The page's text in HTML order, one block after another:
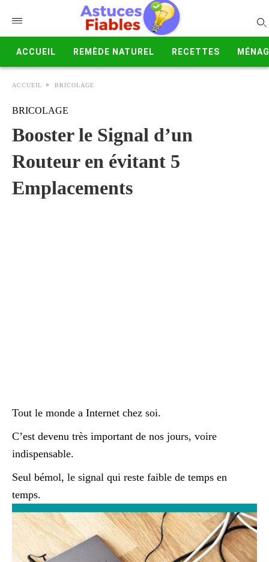
ACCUEIL REMÈDE NATUREL RECETTES
ACCUEIL BRICOLAGE
BRICOLAGE
Booster le Signal d’un
Routeur en évitant 5
Emplacements
Tout le monde a Internet chez soi.
C’est devenu très important de nos jours, voire
indispensable.
Seul bémol, le signal qui reste faible de temps en
temps.